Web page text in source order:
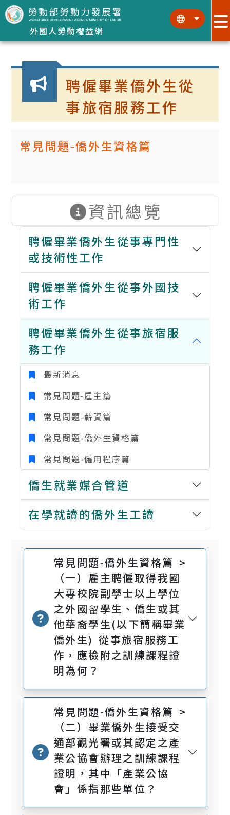
跳到主要內容區塊
外國人勞動權益網
::: :::
:::
聘僱畢業僑外生從
事旅宿服務工作
常見問題-僑外生資格篇
資訊總覽
聘僱畢業僑外生從事專門性
或技術性工作
聘僱畢業僑外生從事外國技
術工作
聘僱畢業僑外生從事旅宿服
務工作
最新消息
常見問題-雇主篇
常見問題-薪資篇
常見問題-僑外生資格篇
常見問題-僱用程序篇
僑生就業媒合管道
在學就讀的僑外生工讀
常見問題-僑外生資格篇 >
（一）雇主聘僱取得我國
大專校院副學士以上學位
之外國留學生、僑生或其
他華裔學生(以下簡稱畢業
僑外生) 從事旅宿服務工
作，應檢附之訓練課程證
明為何？
常見問題-僑外生資格篇 >
（二）畢業僑外生接受交
通部觀光署或其認定之產
業公協會辦理之訓練課程
證明，其中「產業公協
會」係指那些單位？